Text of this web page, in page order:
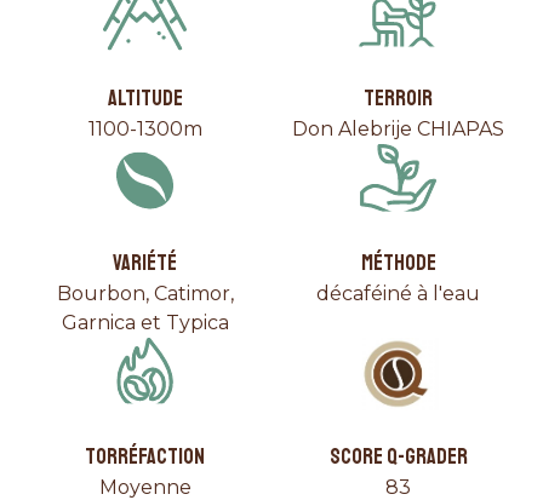
ALTITUDE
1100-1300m
TERROIR
Don Alebrije CHIAPAS
VARIÉTÉ
Bourbon, Catimor,
Garnica et Typica
MÉTHODE
décaféiné à l'eau
TORRÉFACTION
Moyenne
SCORE Q-GRADER
83